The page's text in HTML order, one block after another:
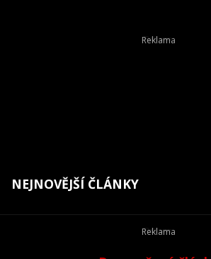
NEJNOVĚJŠÍ ČLÁNKY